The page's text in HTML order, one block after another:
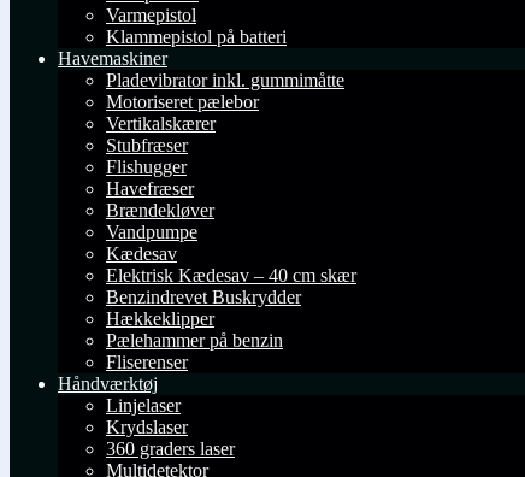
Varmepistol
Klammepistol på batteri
Havemaskiner
Pladevibrator inkl. gummimåtte
Motoriseret pælebor
Vertikalskærer
Stubfræser
Flishugger
Havefræser
Brændekløver
Vandpumpe
Kædesav
Elektrisk Kædesav – 40 cm skær
Benzindrevet Buskrydder
Hækkeklipper
Pælehammer på benzin
Fliserenser
Håndværktøj
Linjelaser
Krydslaser
360 graders laser
Multidetektor